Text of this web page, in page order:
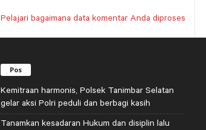
Pelajari bagaimana data komentar Anda diproses
Pos
Kemitraan harmonis, Polsek Tanimbar Selatan
gelar aksi Polri peduli dan berbagi kasih
Tanamkan kesadaran Hukum dan disiplin lalu